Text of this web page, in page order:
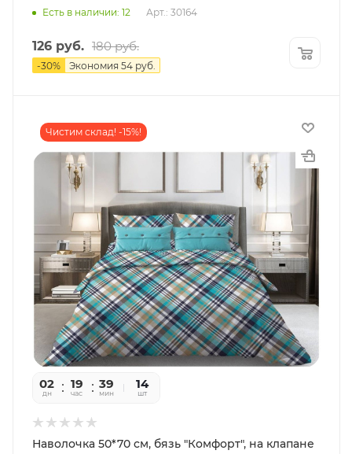
Есть в наличии: 12 Арт.: 30164
126 руб. 180руб.
-30% Экономия 54 руб.
Чистим склад! -15%!
02
дн
19
час
39
мин
56
сек
14
шт
Наволочка 50*70 см, бязь "Комфорт", на клапане